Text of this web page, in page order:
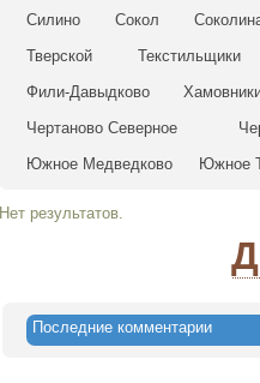
Силино
Сокол
Тверской
Текстильщики
Фили-Давыдково
Чертаново Северное
Южное Медведково
Южное
Нет результатов.
Последние комментарии